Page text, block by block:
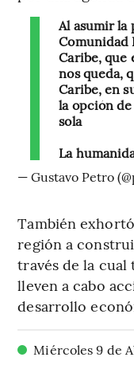
Al asumir la
Comunidad
Caribe, que
nos queda,
Caribe, en
la opción
sola
La
— Gustavo Petro
También
región a
través de la cual
lleven a cabo
desarrollo
Miércoles 9 de